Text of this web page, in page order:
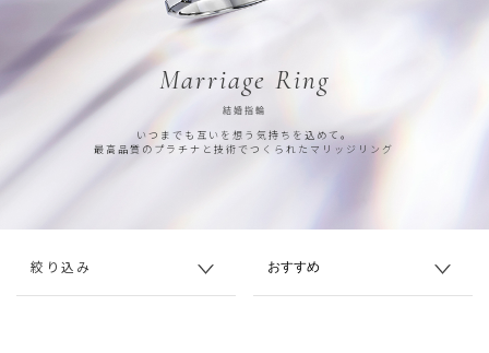
Marriage Ring
結婚指輪
いつまでも互いを想う気持ちを込めて。
最高品質のプラチナと技術でつくられたマリッジリング
絞り込み